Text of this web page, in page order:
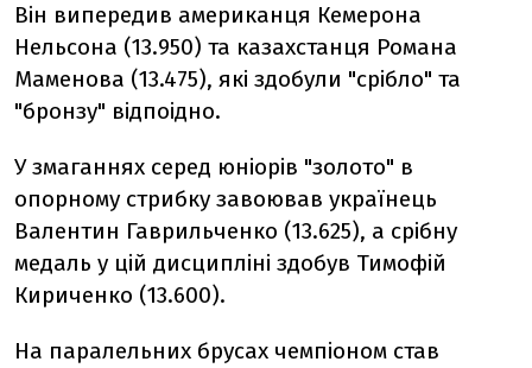
Він випередив американця Кемерона
Нельсона (13.950) та казахстанця Романа
Маменова (13.475), які здобули "срібло" та
"бронзу" відпоідно.
У змаганнях серед юніорів "золото" в
опорному стрибку завоював українець
Валентин Гаврильченко (13.625), а срібну
медаль у цій дисципліні здобув Тимофій
Кириченко (13.600).
На паралельних брусах чемпіоном став